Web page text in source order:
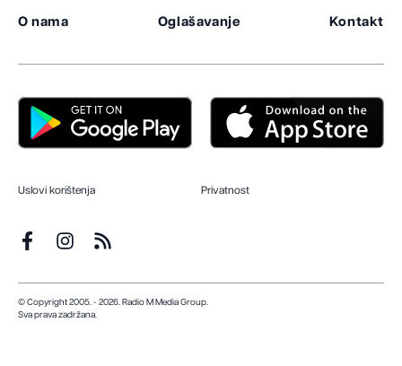
O nama Oglašavanje Kontakt
Uslovi korištenja Privatnost
© Copyright 2005. - 2026. Radio M Media Group.
Sva prava zadržana.